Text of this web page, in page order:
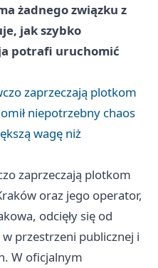
żadnego związku z
jak szybko
potrafi uruchomić
zaprzeczają plotkom
niepotrzebny chaos
wagę niż
zaprzeczają plotkom
oraz jego operator,
odcięły się od
przestrzeni publicznej i
W oficjalnym